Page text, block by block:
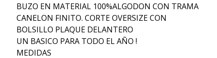
BUZO EN MATERIAL 100%ALGODON CON TRAMA
CANELON FINITO. CORTE OVERSIZE CON
BOLSILLO PLAQUE DELANTERO
UN BASICO PARA TODO EL AÑO !
MEDIDAS